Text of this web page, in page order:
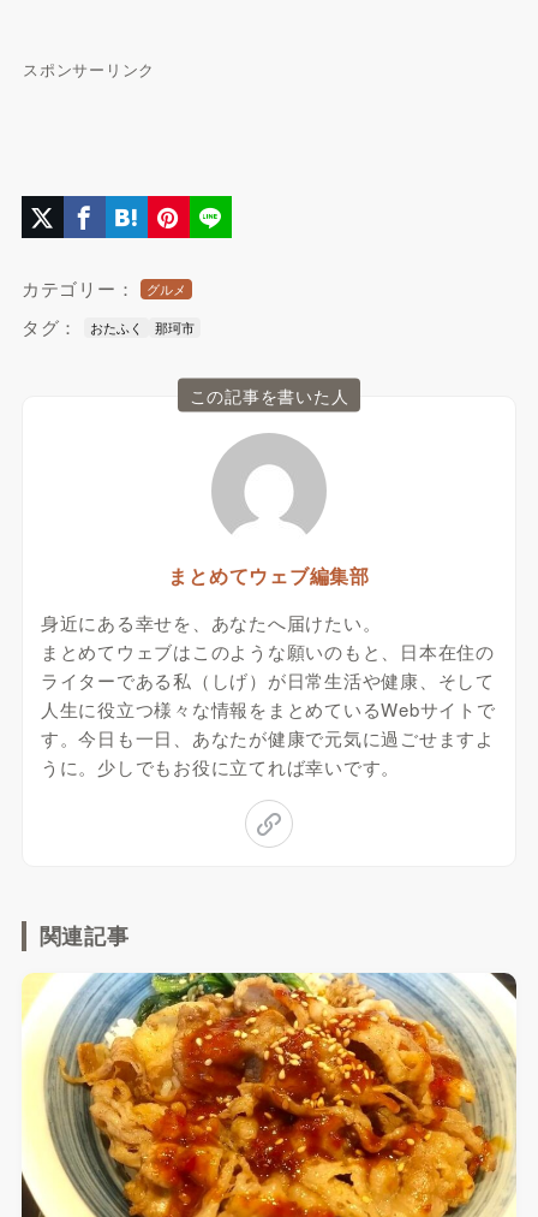
スポンサーリンク
カテゴリー： グルメ
タグ： おたふく 那珂市
この記事を書いた人
まとめてウェブ編集部
身近にある幸せを、あなたへ届けたい。
まとめてウェブはこのような願いのもと、日本在住の
ライターである私（しげ）が日常生活や健康、そして
人生に役立つ様々な情報をまとめているWebサイトで
す。今日も一日、あなたが健康で元気に過ごせますよ
うに。少しでもお役に立てれば幸いです。
関連記事